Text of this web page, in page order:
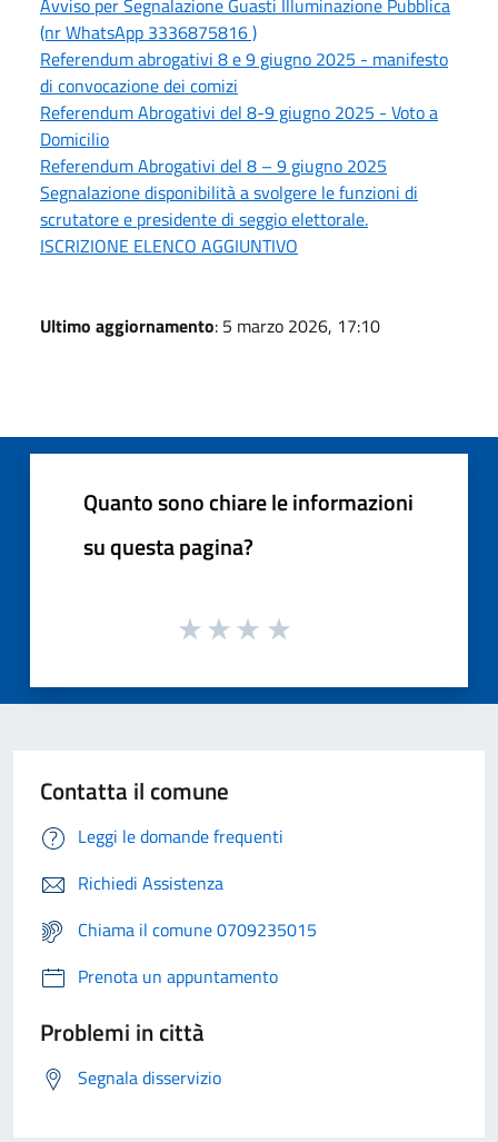
(nr WhatsApp 3336875816 )
Referendum abrogativi 8 e 9 giugno 2025 - manifesto
di convocazione dei comizi
Referendum Abrogativi del 8-9 giugno 2025 - Voto a
Domicilio
Referendum Abrogativi del 8 – 9 giugno 2025
Segnalazione disponibilità a svolgere le funzioni di
scrutatore e presidente di seggio elettorale.
ISCRIZIONE ELENCO AGGIUNTIVO
Ultimo aggiornamento: 5 marzo 2026, 17:10
Quanto sono chiare le informazioni
su questa pagina?
Contatta il comune
Leggi le domande frequenti
Richiedi Assistenza
Chiama il comune 0709235015
Prenota un appuntamento
Problemi in città
Segnala disservizio